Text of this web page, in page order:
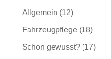
Allgemein (12)
Fahrzeugpflege(18)
Schon gewusst?(17)